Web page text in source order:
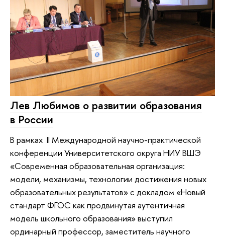
Лев Любимов о развитии образования
в России
В рамках II Международной научно-практической
конференции Университетского округа НИУ ВШЭ
«Современная образовательная организация:
модели, механизмы, технологии до­стижения новых
образовательных результатов» с докладом «Новый
стандарт ФГОС как продвинутая аутентичная
модель школьного образования» выступил
ординарный профессор, заместитель научного